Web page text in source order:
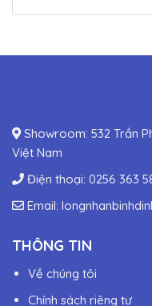
Showroom: 532 Trần
Việt Nam
Điện thoại: 0256 363
Email:
THÔNG TIN
Về chúng tôi
Chính sách riêng tư